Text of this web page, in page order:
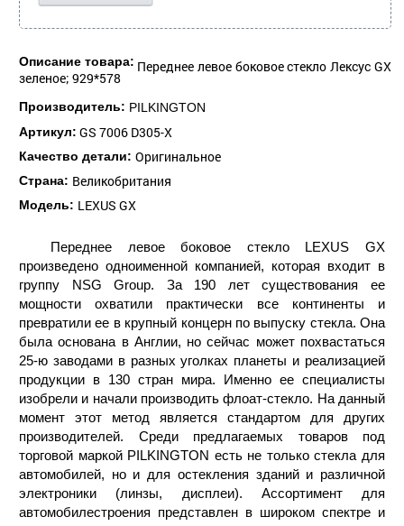
Описание товара: Переднее левое боковое стекло Лексус GX
зеленое; 929*578
Производитель: PILKINGTON
Артикул: GS 7006 D305-X
Качество детали: Оригинальное
Страна: Великобритания
Модель: LEXUS GX
Переднее левое боковое стекло LEXUS GX
произведено одноименной компанией, которая входит в
группу NSG Group. За 190 лет существования ее
мощности охватили практически все континенты и
превратили ее в крупный концерн по выпуску стекла. Она
была основана в Англии, но сейчас может похвастаться
25-ю заводами в разных уголках планеты и реализацией
продукции в 130 стран мира. Именно ее специалисты
изобрели и начали производить флоат-стекло. На данный
момент этот метод является стандартом для других
производителей. Среди предлагаемых товаров под
торговой маркой PILKINGTON есть не только стекла для
автомобилей, но и для остекления зданий и различной
электроники (линзы, дисплеи). Ассортимент для
автомобилестроения представлен в широком спектре и